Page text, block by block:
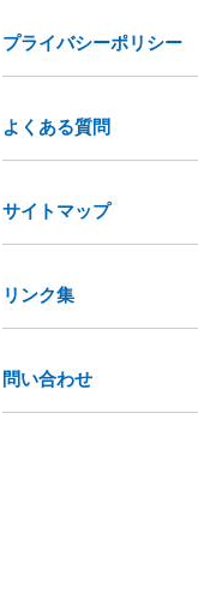
プライバシーポリシー
よくある質問
サイトマップ
リンク集
問い合わせ